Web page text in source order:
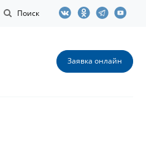
Поиск
Заявка онлайн